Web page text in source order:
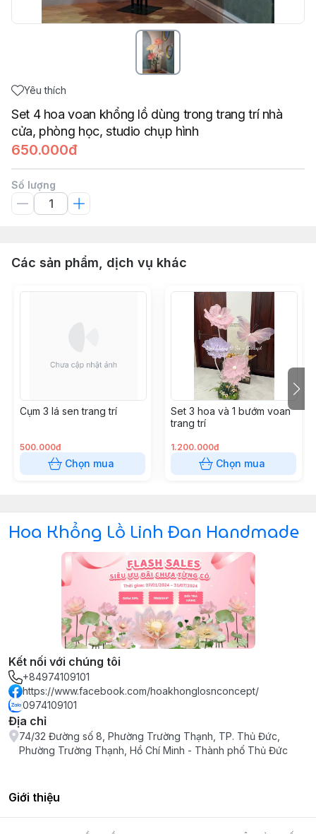
Yêu thích
Set 4 hoa voan khổng lồ dùng trong trang trí nhà
cửa, phòng học, studio chụp hình
650.000đ
Số lượng
Các sản phẩm, dịch vụ khác
Cụm 3 lá sen trang trí
500.000đ
Chọn mua
Set 3 hoa và 1 bướm voan
trang trí
1.200.000đ
Chọn mua
Hoa Khổng Lồ Linh Đan Handmade
Kết nối với chúng tôi
+84974109101
https://www.facebook.com/hoakhonglosnconcept/
0974109101
Địa chỉ
74/32 Đường số 8, Phường Trường Thạnh, TP. Thủ Đức,
Phường Trường Thạnh, Hồ Chí Minh - Thành phố Thủ Đức
Giới thiệu